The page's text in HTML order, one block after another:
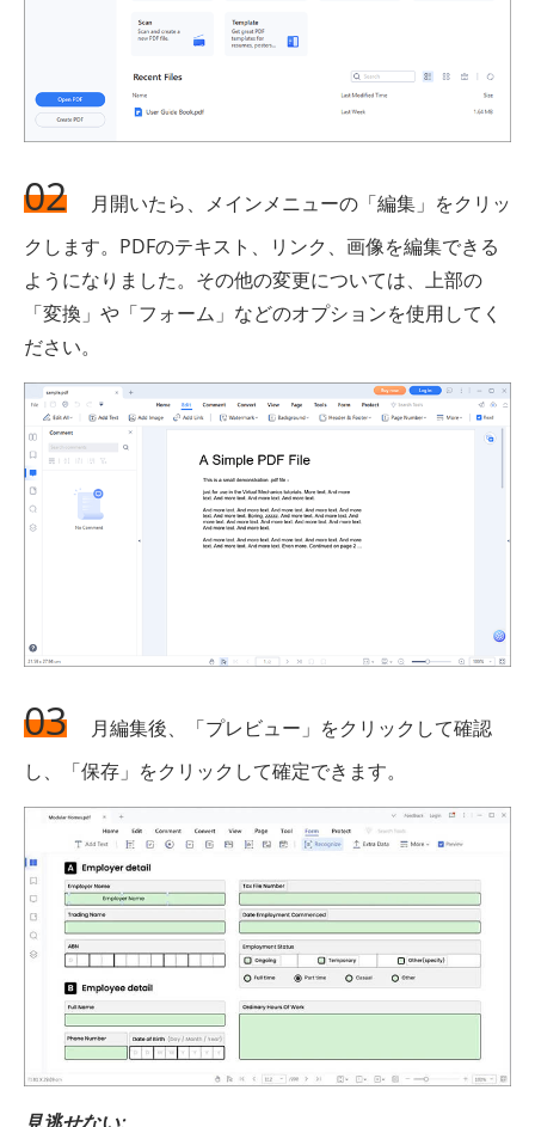
02
月開いたら、メインメニューの「編集」をクリッ
クします。PDFのテキスト、リンク、画像を編集できる
ようになりました。その他の変更については、上部の
「変換」や「フォーム」などのオプションを使用してく
ださい。
03
月編集後、「プレビュー」をクリックして確認
し、「保存」をクリックして確定できます。